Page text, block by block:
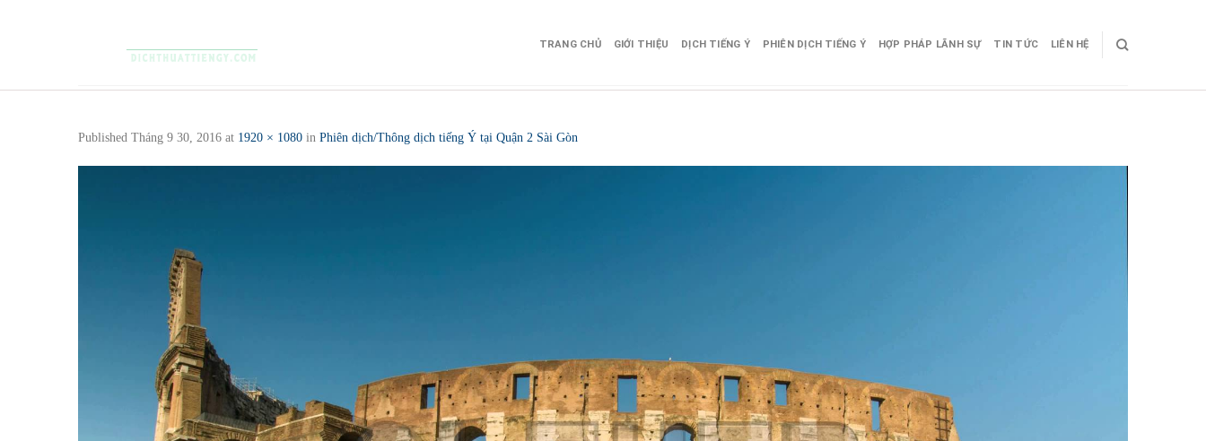
TRANG CHỦ GIỚI THIỆU DỊCH TIẾNG Ý PHIÊN DỊCH TIẾNG Ý HỢP PHÁP LÃNH SỰ TIN TỨC LIÊN HỆ
Published Tháng 9 30, 2016 at 1920 × 1080 in Phiên dịch/Thông dịch tiếng Ý tại Quận 2 Sài Gòn